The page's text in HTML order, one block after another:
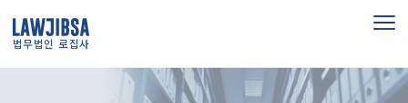
법무법인 로집사